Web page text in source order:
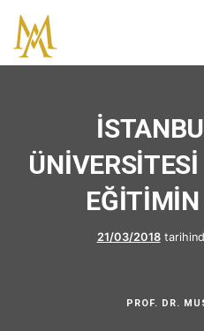
21/03/2018
PROF. DR.